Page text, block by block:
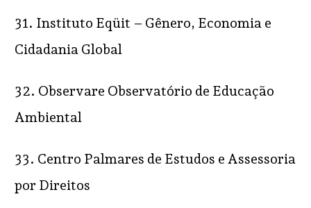
31. Instituto Eqüit – Gênero, Economia e
Cidadania Global
32. Observare Observatório de Educação
Ambiental
33. Centro Palmares de Estudos e Assessoria
por Direitos